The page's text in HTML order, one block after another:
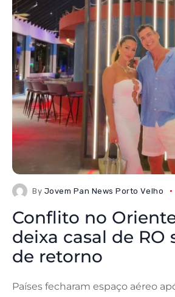
By Jovem Pan News Porto Velho
Conflito no
deixa casal de RO
de retorno
Países fecharam espaço aéreo